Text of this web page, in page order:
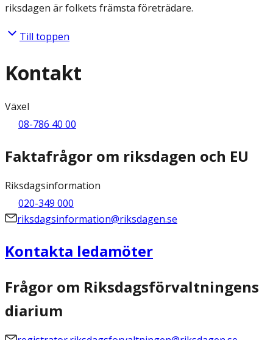
riksdagen är folkets främsta företrädare.
Till toppen
Kontakt
Växel
08-786 40 00
Faktafrågor om riksdagen och EU
Riksdagsinformation
020-349 000
riksdagsinformation@riksdagen.se
Kontakta ledamöter
Frågor om Riksdagsförvaltningens
diarium